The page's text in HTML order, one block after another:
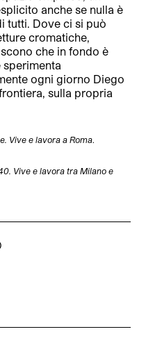
anche se nulla è
tutti. Dove ci si può
cromatiche,
che in fondo è
ogni giorno Diego
sulla propria
Vive e lavora a Roma.
Vive e lavora tra Milano e